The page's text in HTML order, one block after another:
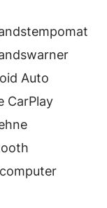
Auto
CarPlay